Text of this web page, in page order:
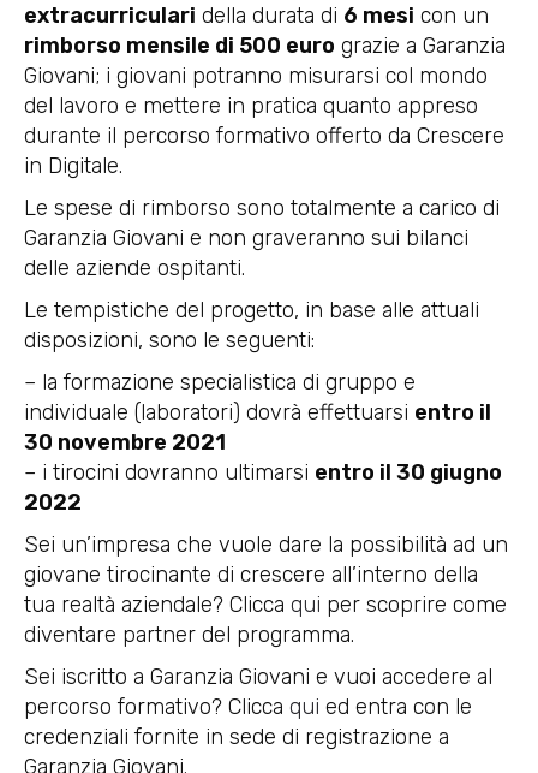
extracurriculari della durata di 6 mesi con un
rimborso mensile di 500 euro grazie a Garanzia
Giovani; i giovani potranno misurarsi col mondo
del lavoro e mettere in pratica quanto appreso
durante il percorso formativo offerto da Crescere
in Digitale.
Le spese di rimborso sono totalmente a carico di
Garanzia Giovani e non graveranno sui bilanci
delle aziende ospitanti.
Le tempistiche del progetto, in base alle attuali
disposizioni, sono le seguenti:
– la formazione specialistica di gruppo e
individuale (laboratori) dovrà effettuarsi entro il
30 novembre 2021
– i tirocini dovranno ultimarsi entro il 30 giugno
2022
Sei un’impresa che vuole dare la possibilità ad un
giovane tirocinante di crescere all’interno della
tua realtà aziendale? Clicca qui per scoprire come
diventare partner del programma.
Sei iscritto a Garanzia Giovani e vuoi accedere al
percorso formativo? Clicca qui ed entra con le
credenziali fornite in sede di registrazione a
Garanzia Giovani.